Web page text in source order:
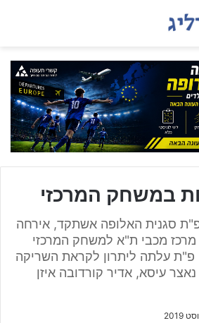
במשחק המרכזי
סגנית האלופה אשתקד, אירחה
מכבי ת"א למשחק המרכזי
עלתה ליתרון לקראת השריקה
עיסא, אדיר קורדובה איזן